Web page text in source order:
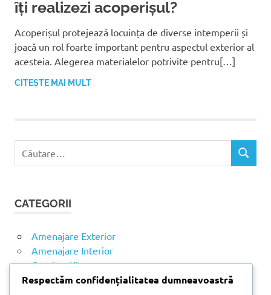
îți realizezi acoperișul?
Acoperișul protejează locuința de diverse intemperii și
joacă un rol foarte important pentru aspectul exterior al
acesteia. Alegerea materialelor potrivite pentru[…]
CITEȘTE MAI MULT
ă
u
p
ă
C
CATEGORII
Amenajare Exterior
Amenajare Interior
Construcții
Noutăți
Respectăm confidențialitatea dumneavoastră